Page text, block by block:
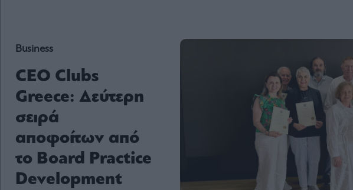
Business
CEO Clubs
Greece: Δεύτερη
σειρά
αποφοίτων από
το Board Practice
Development